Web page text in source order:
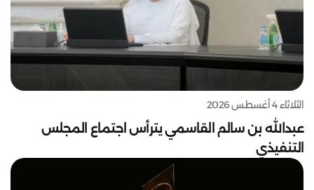
الثلاثاء 4 أغسطس 2026
عبدالله بن سالم القاسمي يترأس اجتماع المجلس
التنفيذي